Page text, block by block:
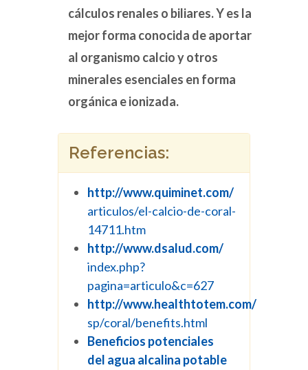
cálculos renales o biliares. Y es la
mejor forma conocida de aportar
al organismo calcio y otros
minerales esenciales en forma
orgánica e ionizada.
http://www.quiminet.com/
articulos/el-calcio-de-coral-
14711.htm
http://www.dsalud.com/
index.php?
pagina=articulo&c=627
http://www.healthtotem.com/
sp/coral/benefits.html
Beneficios potenciales
del agua alcalina potable